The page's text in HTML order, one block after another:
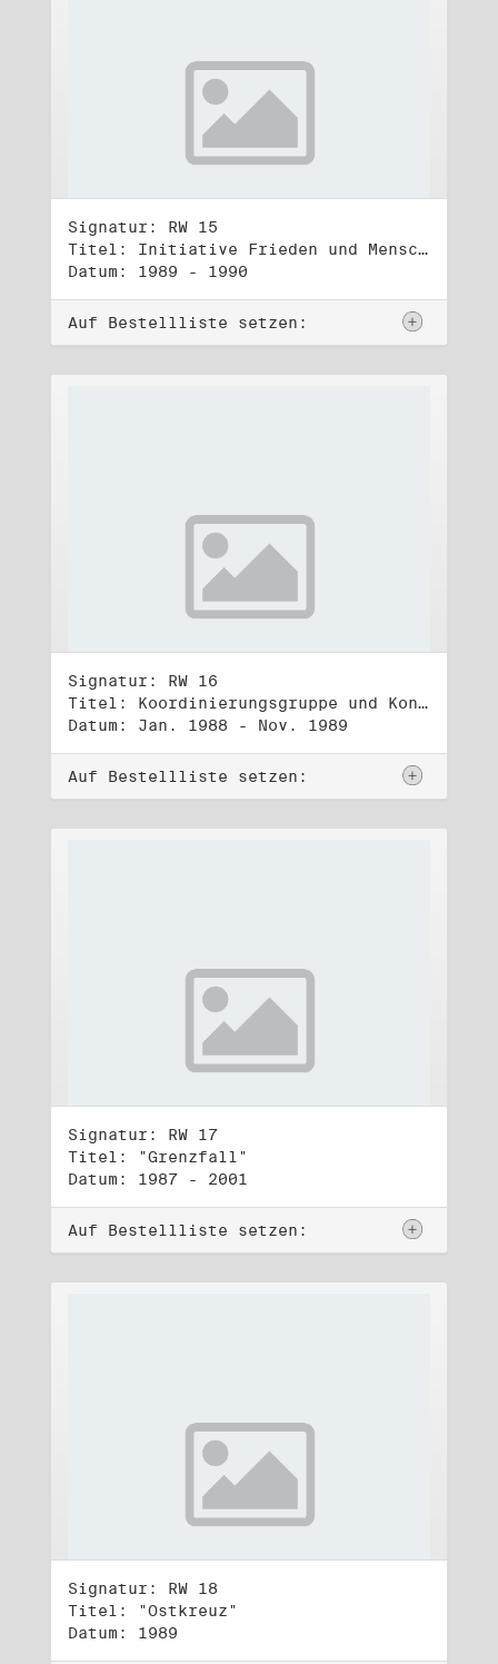
Signatur: RW 15
Titel: Initiative Frieden und Menschenrechte, Veröffentlichungen
Datum: 1989 - 1990
Auf Bestellliste setzen:
Signatur: RW 16
Titel: Koordinierungsgruppe und Kontakttelefongruppe
Datum: Jan. 1988 - Nov. 1989
Auf Bestellliste setzen:
Signatur: RW 17
Titel: "Grenzfall"
Datum: 1987 - 2001
Auf Bestellliste setzen:
Signatur: RW 18
Titel: "Ostkreuz"
Datum: 1989